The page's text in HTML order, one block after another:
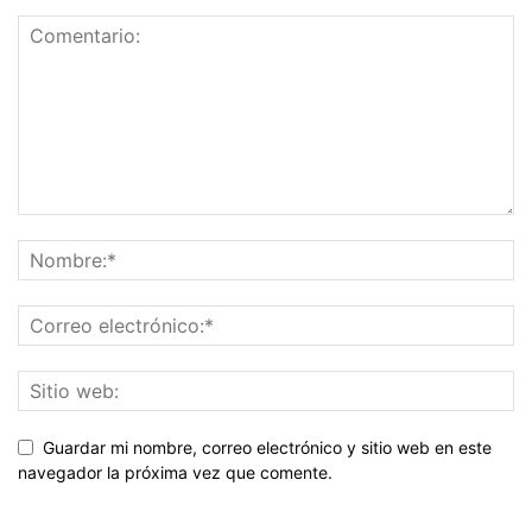
Guardar mi nombre, correo electrónico y sitio web en este
navegador la próxima vez que comente.